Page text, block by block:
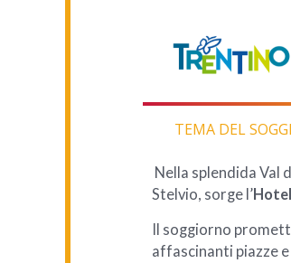
TEMA DEL
Nella splendida Val
Stelvio, sorge l’
Il soggiorno
affascinanti piazze